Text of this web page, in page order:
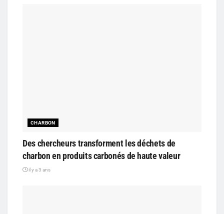
CHARBON
Des chercheurs transforment les déchets de
charbon en produits carbonés de haute valeur
il y a 3 ans